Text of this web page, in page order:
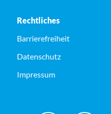
Rechtliches
Barrierefreiheit
Datenschutz
Impressum